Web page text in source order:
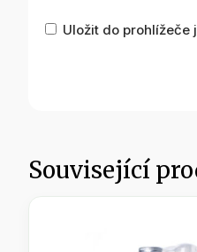
Uložit do prohlížeče
Související